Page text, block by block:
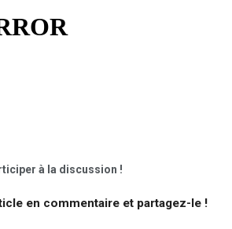
à la discussion !
en commentaire et partagez-le !